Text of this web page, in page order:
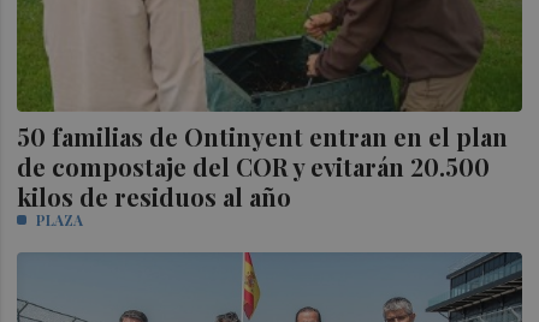
50 familias de Ontinyent entran en el plan
de compostaje del COR y evitarán 20.500
kilos de residuos al año
PLAZA